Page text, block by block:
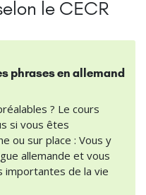
le CECR
phrases en allemand
? Le cours
si vous êtes
ou sur place : Vous y
allemande et vous
importantes de la vie